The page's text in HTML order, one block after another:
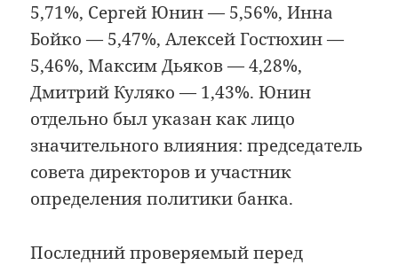
5,71%, Сергей Юнин — 5,56%, Инна
Бойко — 5,47%, Алексей Гостюхин —
5,46%, Максим Дьяков — 4,28%,
Дмитрий Куляко — 1,43%. Юнин
отдельно был указан как лицо
значительного влияния: председатель
совета директоров и участник
определения политики банка.
Последний проверяемый перед